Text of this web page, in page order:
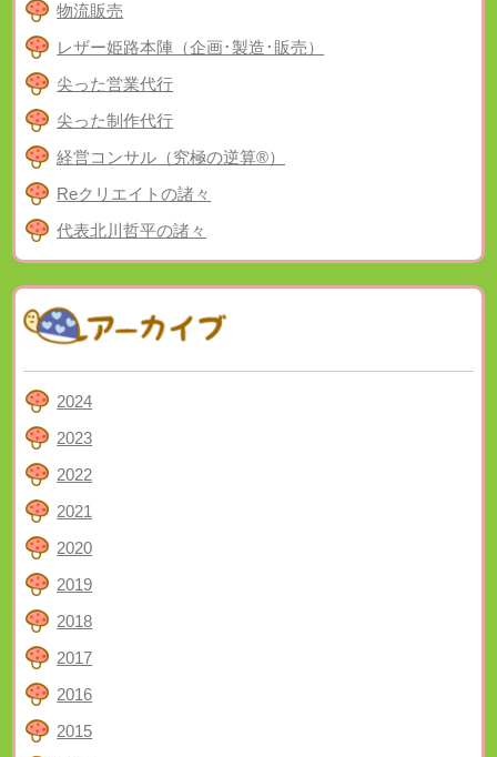
物流販売
レザー姫路本陣（企画･製造･販売）
尖った営業代行
尖った制作代行
経営コンサル（究極の逆算®）
Reクリエイトの諸々
代表北川哲平の諸々
2024
2023
2022
2021
2020
2019
2018
2017
2016
2015